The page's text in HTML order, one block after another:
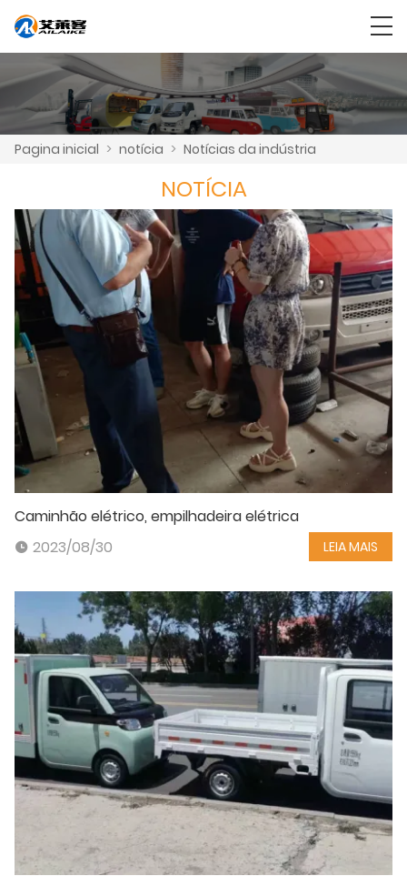
Pagina inicial > notícia > Notícias da indústria
NOTÍCIA
Caminhão elétrico, empilhadeira elétrica
2023/08/30
LEIA MAIS